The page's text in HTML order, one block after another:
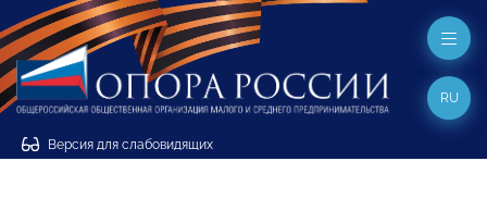
Версия для слабовидящих
RU